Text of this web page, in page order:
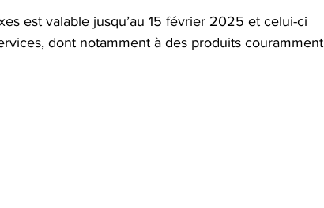
est valable jusqu’au 15 février 2025 et celui-ci
dont notamment à des produits couramment